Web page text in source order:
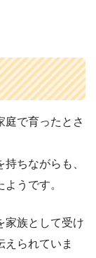
庭で育ったとさ
ちながらも、
うです。
家族として受け
えられていま